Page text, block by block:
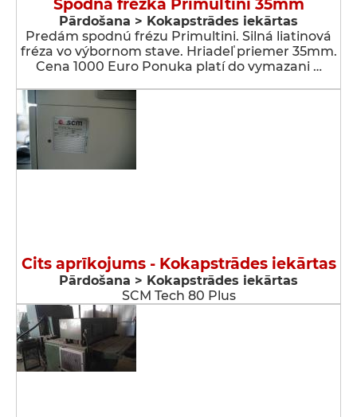
Spodná frézka Primultini 35mm
Pārdošana > Kokapstrādes iekārtas
Predám spodnú frézu Primultini. Silná liatinová
fréza vo výbornom stave. Hriadeľ priemer 35mm.
Cena 1000 Euro Ponuka platí do vymazani …
Cits aprīkojums - Kokapstrādes iekārtas
Pārdošana > Kokapstrādes iekārtas
SCM Tech 80 Plus